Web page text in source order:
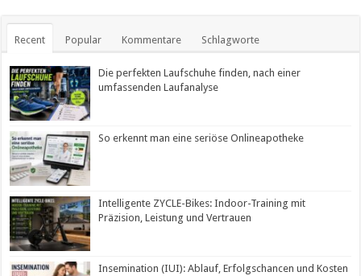
Recent Popular Kommentare Schlagworte
Die perfekten Laufschuhe finden, nach einer
umfassenden Laufanalyse
So erkennt man eine seriöse Onlineapotheke
Intelligente ZYCLE-Bikes: Indoor-Training mit
Präzision, Leistung und Vertrauen
Insemination (IUI): Ablauf, Erfolgschancen und Kosten